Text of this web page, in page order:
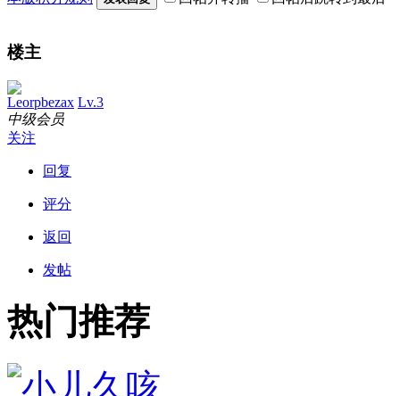
楼主
Leorpbezax Lv.3
中级会员
关注
回复
评分
返回
发帖
热门推荐